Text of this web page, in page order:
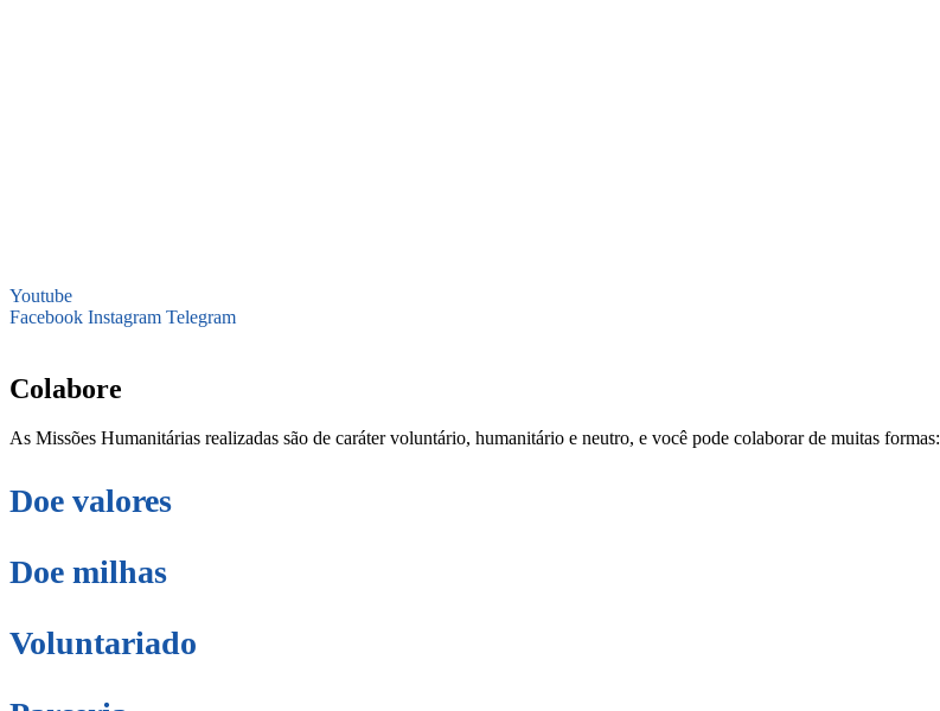
Youtube
Facebook Instagram Telegram
Colabore
As Missões Humanitárias realizadas são de caráter voluntário, humanitário e neutro, e você pode colaborar de muitas formas:
Doe valores
Doe milhas
Voluntariado